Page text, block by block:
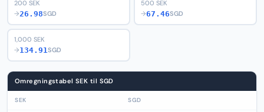
200 SEK
→26.98SGD
500 SEK
→67.46SGD
1,000 SEK
→134.91SGD
Omregningstabel SEK til SGD
SEK SGD